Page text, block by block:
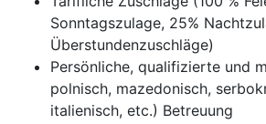
Sonntagszulage, 25%
Überstundenzuschläge)
Persönliche, qualifizierte und
polnisch, mazedonisch,
italienisch, etc.) Betreuung